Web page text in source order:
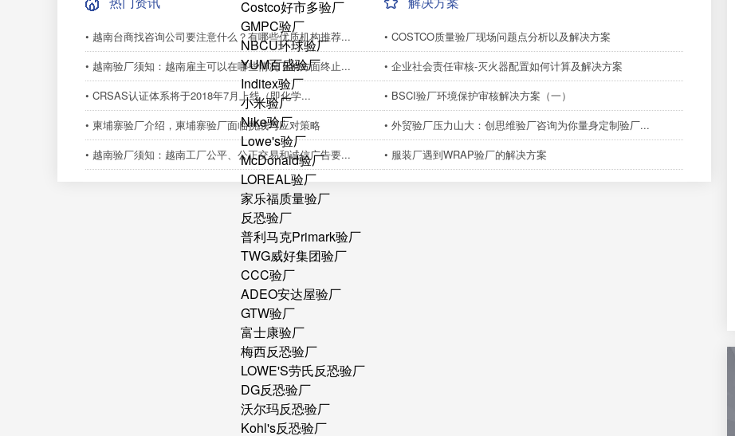
Costco好市多验厂
GMPC验厂
NBCU环球验厂
YUM百盛验厂
Inditex验厂
小米验厂
Nike验厂
Lowe's验厂
McDonald验厂
LOREAL验厂
家乐福质量验厂
反恐验厂
普利马克Primark验厂
TWG威好集团验厂
CCC验厂
ADEO安达屋验厂
GTW验厂
富士康验厂
梅西反恐验厂
LOWE'S劳氏反恐验厂
DG反恐验厂
沃尔玛反恐验厂
Kohl's反恐验厂
• 越南台商找咨询公司要注意什么？有哪些优质机构推荐...
• 越南验厂须知：越南雇主可以在哪些情况下单方面终止...
• CRSAS认证体系将于2018年7月上线（即化学...
• 柬埔寨验厂介绍，柬埔寨验厂面临挑战与应对策略
• 越南验厂须知：越南工厂公平、公正交易和诚信广告要...
• COSTCO质量验厂现场问题点分析以及解决方案
• 企业社会责任审核-灭火器配置如何计算及解决方案
• BSCI验厂环境保护审核解决方案（一）
• 外贸验厂压力山大：创思维验厂咨询为你量身定制验厂...
• 服装厂遇到WRAP验厂的解决方案